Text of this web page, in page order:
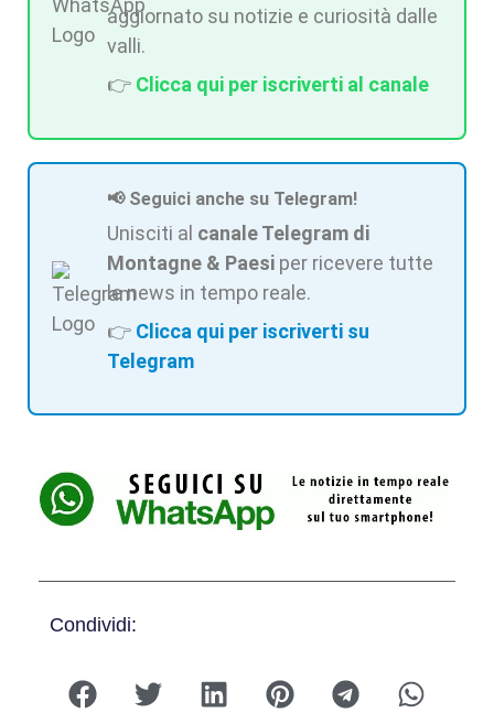
aggiornato su notizie e curiosità dalle
valli.
👉 Clicca qui per iscriverti al canale
📢 Seguici anche su Telegram!
Unisciti al canale Telegram di
Montagne & Paesi per ricevere tutte
le news in tempo reale.
👉 Clicca qui per iscriverti su
Telegram
Condividi: